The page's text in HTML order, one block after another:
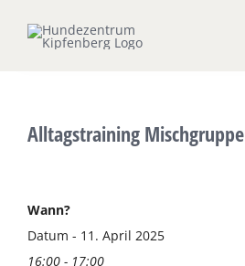
Inhalt
Seminare & Workshops
Alltagstraining Mischgruppe
Wann?
Datum - 11. April 2025
16:00 - 17:00